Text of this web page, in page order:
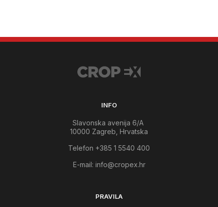
INFO
Slavonska avenija 6/A
10000 Zagreb, Hrvatska
Telefon +385 1 5540 400
E-mail: info@cropex.hr
PRAVILA